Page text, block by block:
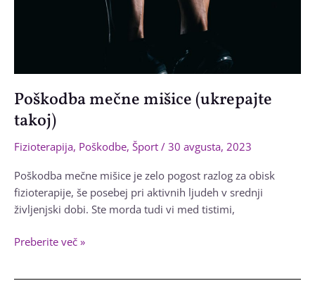
Poškodba mečne mišice (ukrepajte
takoj)
Fizioterapija, Poškodbe, Šport / 30 avgusta, 2023
Poškodba mečne mišice je zelo pogost razlog za obisk
fizioterapije, še posebej pri aktivnih ljudeh v srednji
življenjski dobi. Ste morda tudi vi med tistimi,
Poškodba
Preberite več »